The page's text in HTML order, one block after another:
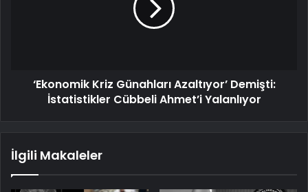
‘Ekonomik Kriz Günahları Azaltıyor’ Demişti:
İstatistikler Cübbeli Ahmet’i Yalanlıyor
İlgili Makaleler